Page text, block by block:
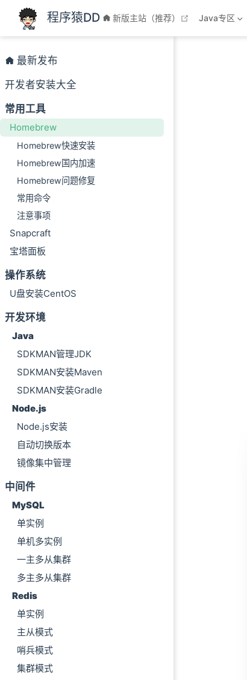
跳至主要內容
程序猿DD 新版主站（推荐） open in new
Java专区
最新发布
开发者安装大全
常用工具
Homebrew
Homebrew快速安装
Homebrew国内加速
Homebrew问题修复
常用命令
注意事项
Snapcraft
宝塔面板
操作系统
U盘安装CentOS
开发环境
Java
SDKMAN管理JDK
SDKMAN安装Maven
SDKMAN安装Gradle
Node.js
Node.js安装
自动切换版本
镜像集中管理
中间件
MySQL
单实例
单机多实例
一主多从集群
多主多从集群
Redis
单实例
主从模式
哨兵模式
集群模式